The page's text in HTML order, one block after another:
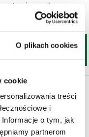
O plikach cookies
cookie
treści
i
o tym, jak
partnerom
teorie z zakresu
się...